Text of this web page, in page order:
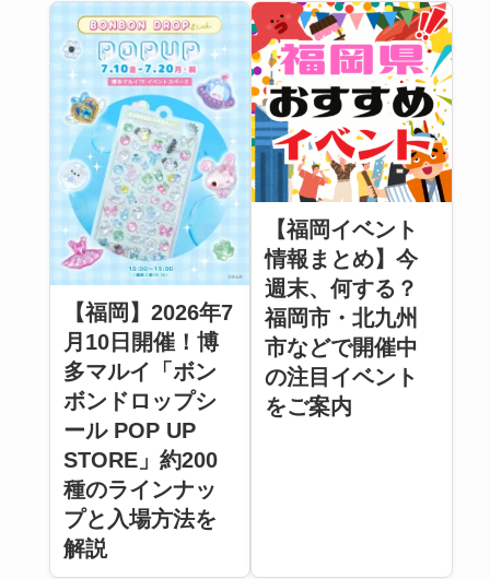
【福岡】2026年7
月10日開催！博
多マルイ「ボン
ボンドロップシ
ール POP UP
STORE」約200
種のラインナッ
プと入場方法を
解説
【福岡イベント
情報まとめ】今
週末、何する？
福岡市・北九州
市などで開催中
の注目イベント
をご案内